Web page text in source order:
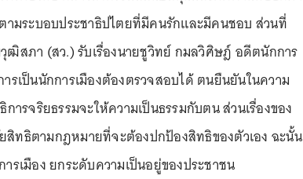
ามระบอบประชาธิปไตยที่มีคนรักและมีคนชอบ ส่วนที่
ฒิสภา (สว.) รับเรื่องนายชูวิทย์ กมลวิศิษฎ์ อดีตนักการ
รเป็นนักการเมืองต้องตรวจสอบได้ ตนยืนยันในความ
การจริยธรรมจะให้ความเป็นธรรมกับตน ส่วนเรื่องของ
ทธิตามกฎหมายที่จะต้องปกป้องสิทธิของตัวเอง ฉะนั้น
รเมือง ยกระดับความเป็นอยู่ของประชาชน